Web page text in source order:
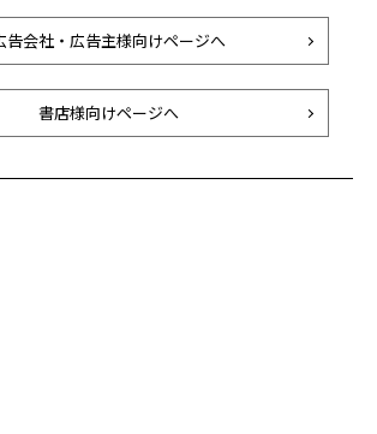
告会社・広告主様向けページへ
書店様向けページへ